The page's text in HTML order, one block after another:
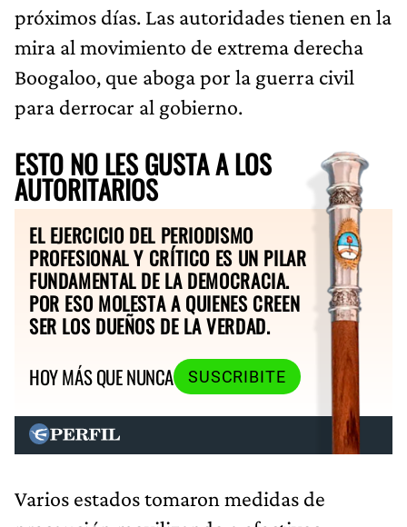
próximos días. Las autoridades tienen en la
mira al movimiento de extrema derecha
Boogaloo, que aboga por la guerra civil
para derrocar al gobierno.
ESTO NO LES GUSTA A LOS
AUTORITARIOS
EL EJERCICIO DEL PERIODISMO
PROFESIONAL Y CRÍTICO ES UN PILAR
FUNDAMENTAL DE LA DEMOCRACIA.
POR ESO MOLESTA A QUIENES CREEN
SER LOS DUEÑOS DE LA VERDAD.
HOY MÁS QUE NUNCA
SUSCRIBITE
Varios estados tomaron medidas de